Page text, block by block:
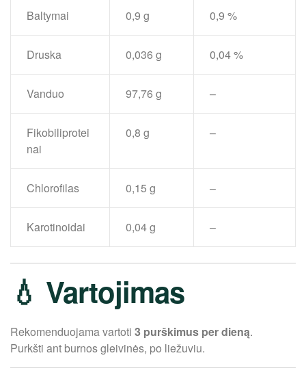
Baltymai 0,9 g 0,9 %
Druska 0,036 g 0,04 %
Vanduo 97,76 g –
Fikobiliprotei
nai
0,8 g –
Chlorofilas 0,15 g –
Karotinoidai 0,04 g –
💧 Vartojimas
Rekomenduojama vartoti 3 purškimus per dieną.
Purkšti ant burnos gleivinės, po liežuviu.